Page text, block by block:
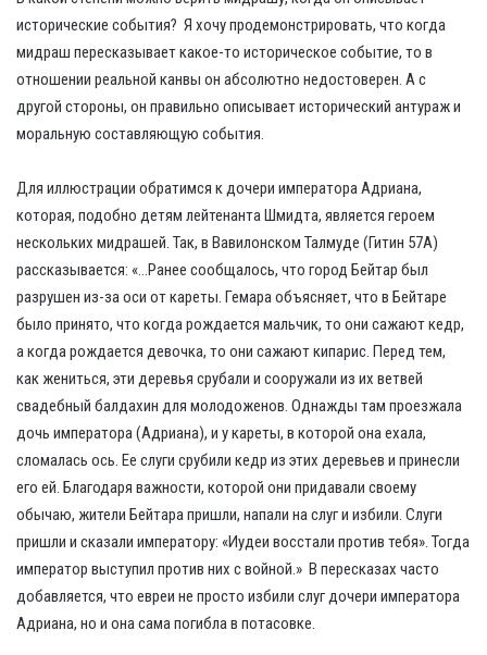
исторические события? Я хочу продемонстрировать, что когда
мидраш пересказывает какое-то историческое событие, то в
отношении реальной канвы он абсолютно недостоверен. А с
другой стороны, он правильно описывает исторический антураж и
моральную составляющую события.
Для иллюстрации обратимся к дочери императора Адриана,
которая, подобно детям лейтенанта Шмидта, является героем
нескольких мидрашей. Так, в Вавилонском Талмуде (Гитин 57А)
рассказывается: «…Ранее сообщалось, что город Бейтар был
разрушен из-за оси от кареты. Гемара объясняет, что в Бейтаре
было принято, что когда рождается мальчик, то они сажают кедр,
а когда рождается девочка, то они сажают кипарис. Перед тем,
как жениться, эти деревья срубали и сооружали из их ветвей
свадебный балдахин для молодоженов. Однажды там проезжала
дочь императора (Адриана), и у кареты, в которой она ехала,
сломалась ось. Ее слуги срубили кедр из этих деревьев и принесли
его ей. Благодаря важности, которой они придавали своему
обычаю, жители Бейтара пришли, напали на слуг и избили. Слуги
пришли и сказали императору: «Иудеи восстали против тебя». Тогда
император выступил против них с войной.» В пересказах часто
добавляется, что евреи не просто избили слуг дочери императора
Адриана, но и она сама погибла в потасовке.